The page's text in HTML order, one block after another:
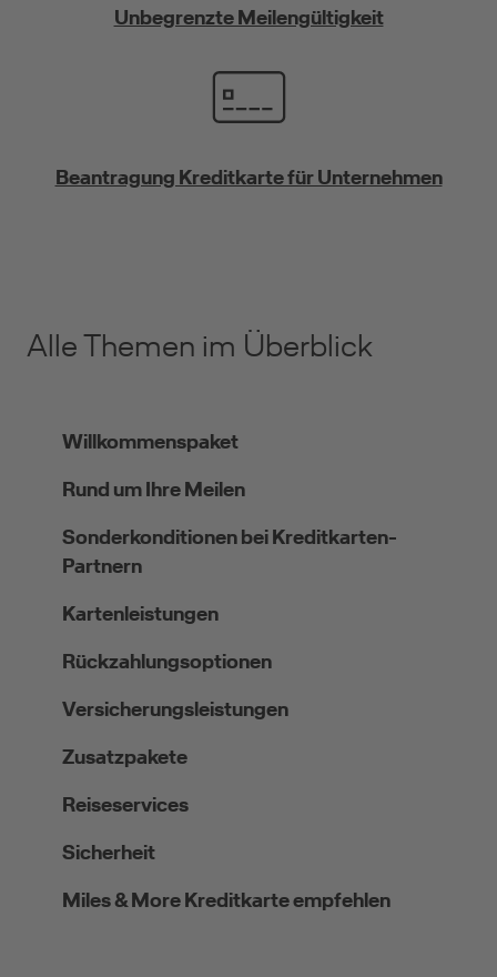
Unbegrenzte Meilengültigkeit
Beantragung Kreditkarte für Unternehmen
Alle Themen im Überblick
Willkommenspaket
Rund um Ihre Meilen
Sonderkonditionen bei Kreditkarten-
Partnern
Kartenleistungen
Rückzahlungsoptionen
Versicherungsleistungen
Zusatzpakete
Reiseservices
Sicherheit
Miles & More Kreditkarte empfehlen